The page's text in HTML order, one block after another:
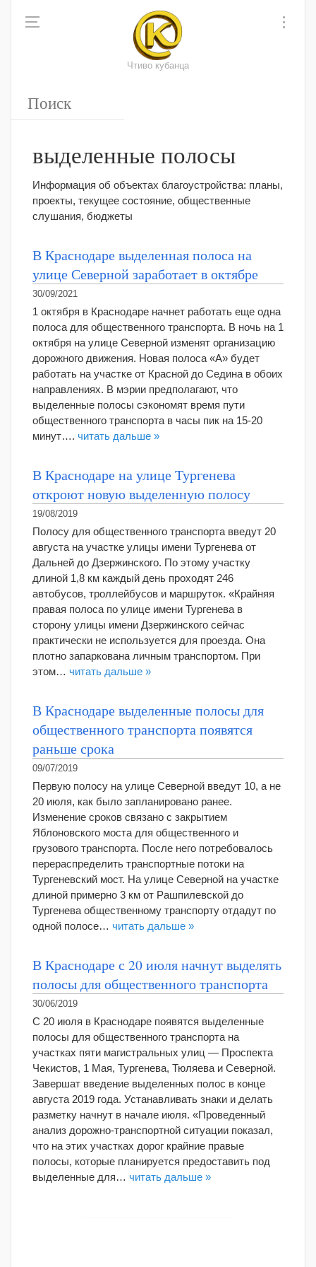
Чтиво кубанца
выделенные полосы
Информация об объектах благоустройства: планы,
проекты, текущее состояние, общественные
слушания, бюджеты
В Краснодаре выделенная полоса на
улице Северной заработает в октябре
30/09/2021
1 октября в Краснодаре начнет работать еще одна
полоса для общественного транспорта. В ночь на 1
октября на улице Северной изменят организацию
дорожного движения. Новая полоса «А» будет
работать на участке от Красной до Седина в обоих
направлениях. В мэрии предполагают, что
выделенные полосы сэкономят время пути
общественного транспорта в часы пик на 15-20
минут…. читать дальше »
В Краснодаре на улице Тургенева
откроют новую выделенную полосу
19/08/2019
Полосу для общественного транспорта введут 20
августа на участке улицы имени Тургенева от
Дальней до Дзержинского. По этому участку
длиной 1,8 км каждый день проходят 246
автобусов, троллейбусов и маршруток. «Крайняя
правая полоса по улице имени Тургенева в
сторону улицы имени Дзержинского сейчас
практически не используется для проезда. Она
плотно запаркована личным транспортом. При
этом… читать дальше »
В Краснодаре выделенные полосы для
общественного транспорта появятся
раньше срока
09/07/2019
Первую полосу на улице Северной введут 10, а не
20 июля, как было запланировано ранее.
Изменение сроков связано с закрытием
Яблоновского моста для общественного и
грузового транспорта. После него потребовалось
перераспределить транспортные потоки на
Тургеневский мост. На улице Северной на участке
длиной примерно 3 км от Рашпилевской до
Тургенева общественному транспорту отдадут по
одной полосе… читать дальше »
В Краснодаре с 20 июля начнут выделять
полосы для общественного транспорта
30/06/2019
С 20 июля в Краснодаре появятся выделенные
полосы для общественного транспорта на
участках пяти магистральных улиц — Проспекта
Чекистов, 1 Мая, Тургенева, Тюляева и Северной.
Завершат введение выделенных полос в конце
августа 2019 года. Устанавливать знаки и делать
разметку начнут в начале июля. «Проведенный
анализ дорожно-транспортной ситуации показал,
что на этих участках дорог крайние правые
полосы, которые планируется предоставить под
выделенные для… читать дальше »